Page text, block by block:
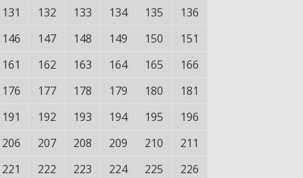
131 132 133 134 135
136
146 147 148 149 150
151
161 162 163 164 165
166
176 177 178 179 180
181
191 192 193 194 195
196
206 207 208 209 210
211
221 222 223 224 225
226